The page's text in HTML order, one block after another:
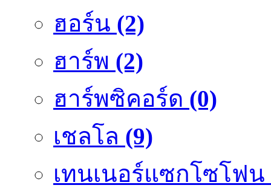
ฮอร์น (2)
ฮาร์พ (2)
ฮาร์พซิคอร์ด (0)
เชลโล (9)
เทนเนอร์แซกโซโฟน